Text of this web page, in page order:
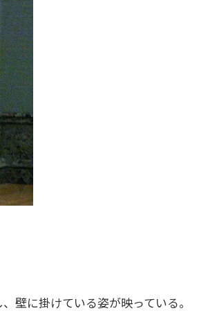
壁に掛けている姿が映っている。